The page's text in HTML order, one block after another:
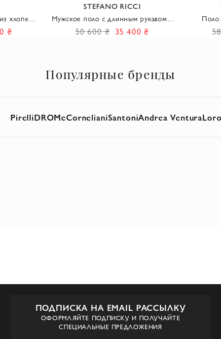
хлопка и
длинным
₴
STEFANO RICCI
Мужское поло с длинным рукавом в
темно синем цвете с бордовым
50 600 ₴ 35 400 ₴
Поло
Популярные бренды
PirelliDROMeCornelianiSantoniAndrea Ventura
ПОДПИСКА НА EMAIL РАССЫЛКУ
ОФОРМЛЯЙТЕ ПОДПИСКУ И ПОЛУЧАЙТЕ
СПЕЦИАЛЬНЫЕ ПРЕДЛОЖЕНИЯ